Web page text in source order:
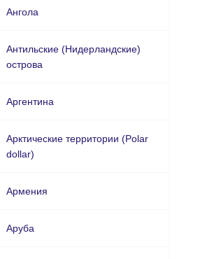
Ангола
Антильские (Нидерландские)
острова
Аргентина
Арктические территории (Polar
dollar)
Армения
Аруба